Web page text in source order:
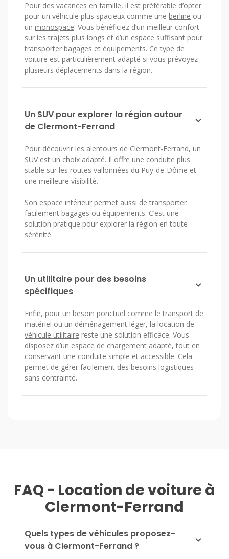
Pour des vacances en famille, il est préférable d’opter
pour un véhicule plus spacieux comme une berline ou
un monospace. Vous bénéficiez d’un meilleur confort
sur les trajets plus longs et d’un espace suffisant pour
transporter bagages et équipements. Ce type de
voiture est particulièrement adapté si vous prévoyez
plusieurs déplacements dans la région.
Un SUV pour explorer la région autour
de Clermont-Ferrand
Pour découvrir les alentours de Clermont-Ferrand, un
SUV est un choix adapté. Il offre une conduite plus
stable sur les routes vallonnées du Puy-de-Dôme et
une meilleure visibilité.
Son espace intérieur permet aussi de transporter
facilement bagages ou équipements. C’est une
solution pratique pour explorer la région en toute
sérénité.
Un utilitaire pour des besoins
spécifiques
Enfin, pour un besoin ponctuel comme le transport de
matériel ou un déménagement léger, la location de
véhicule utilitaire reste une solution efficace. Vous
disposez d’un espace de chargement adapté, tout en
conservant une conduite simple et accessible. Cela
permet de gérer facilement des besoins logistiques
sans contrainte.
FAQ - Location de voiture à
Clermont-Ferrand
Quels types de véhicules proposez-
vous à Clermont-Ferrand ?